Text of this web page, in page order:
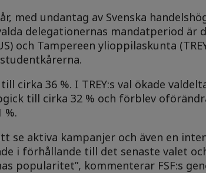
med undantag av Svenska
delegationernas mandatperiod är
och Tampereen ylioppilaskunta
cirka 36 %. I TREY:s val ökade
till cirka 32 % och förblev
%.
se aktiva kampanjer och även en
i förhållande till det senaste valet
popularitet”, kommenterar FSF:s